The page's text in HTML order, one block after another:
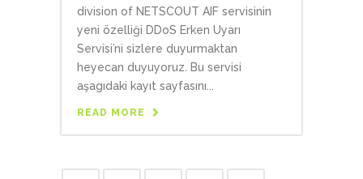
division of NETSCOUT AIF servisinin
yeni özelliği DDoS Erken Uyarı
Servisi’ni sizlere duyurmaktan
heyecan duyuyoruz. Bu servisi
aşagıdaki kayıt sayfasını...
READ MORE